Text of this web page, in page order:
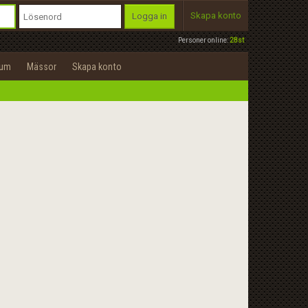
Personer online:28st
Logga in Skapa konto
Mässor Skapa konto